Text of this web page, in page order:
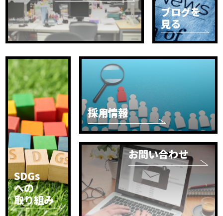
ブログを
見る
SDGs
への
取り組み
採用情報
お問い合わせ